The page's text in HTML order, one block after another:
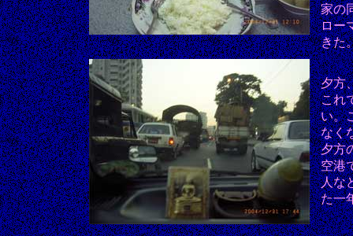
家の
ロー
きた
夕方
これ
い。
なく
夕方
空港
人な
た一